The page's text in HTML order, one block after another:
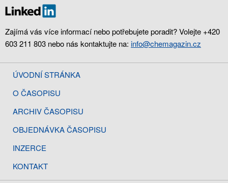
Zajímá vás více informací nebo potřebujete poradit? Volejte +420
603 211 803 nebo nás kontaktujte na: info@chemagazin.cz
ÚVODNÍ STRÁNKA
O ČASOPISU
ARCHIV ČASOPISU
OBJEDNÁVKA ČASOPISU
INZERCE
KONTAKT